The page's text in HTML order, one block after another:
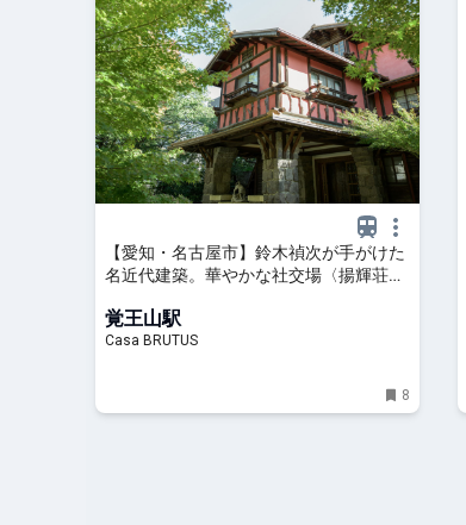
【愛知・名古屋市】鈴木禎次が手がけた
名近代建築。華やかな社交場〈揚輝荘〉
覚王山駅
Casa BRUTUS
8